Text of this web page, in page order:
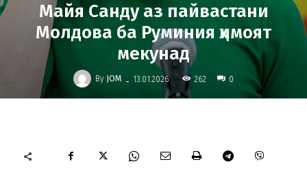
Майя Санду аз пайвастани
Молдова ба Руминия ҳимоят
мекунад
By JOM - 13.01.2026 262 0